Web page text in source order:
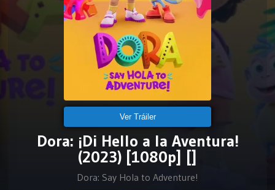
Ver Tráiler
Dora: ¡Di Hello a la Aventura!
(2023) [1080p] []
Dora: Say Hola to Adventure!